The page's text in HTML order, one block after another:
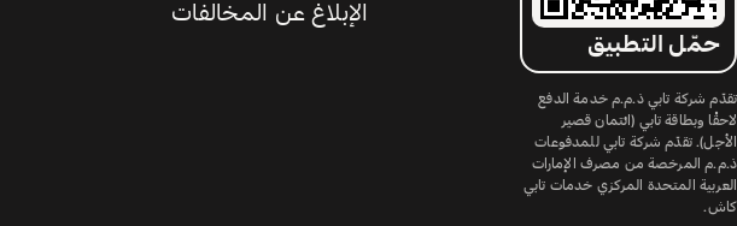
حمّل التطبيق
تقدّم شركة تابي ذ.م.م خدمة الدفع
لاحقًا وبطاقة تابي (ائتمان قصير
الأجل). تقدّم شركة تابي للمدفوعات
ذ.م.م المرخصة من مصرف الإمارات
العربية المتحدة المركزي خدمات تابي
كاش.
الإبلاغ عن المخالفات